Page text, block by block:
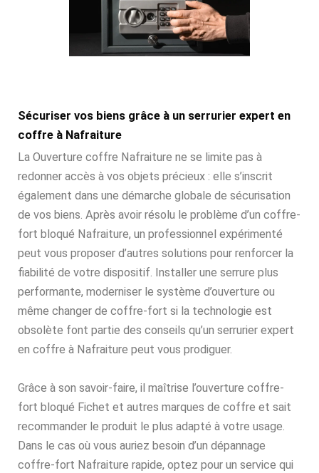
Sécuriser vos biens grâce à un serrurier expert en
coffre à Nafraiture
La Ouverture coffre Nafraiture ne se limite pas à
redonner accès à vos objets précieux : elle s’inscrit
également dans une démarche globale de sécurisation
de vos biens. Après avoir résolu le problème d’un coffre-
fort bloqué Nafraiture, un professionnel expérimenté
peut vous proposer d’autres solutions pour renforcer la
fiabilité de votre dispositif. Installer une serrure plus
performante, moderniser le système d’ouverture ou
même changer de coffre-fort si la technologie est
obsolète font partie des conseils qu’un serrurier expert
en coffre à Nafraiture peut vous prodiguer.
Grâce à son savoir-faire, il maîtrise l’ouverture coffre-
fort bloqué Fichet et autres marques de coffre et sait
recommander le produit le plus adapté à votre usage.
Dans le cas où vous auriez besoin d’un dépannage
coffre-fort Nafraiture rapide, optez pour un service qui